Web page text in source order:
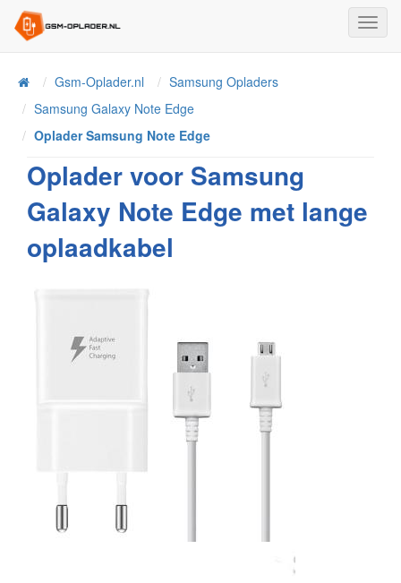
HomeGsm-Oplader.nl
Samsung Opladers
Samsung Galaxy Note Edge
Oplader Samsung Note Edge
Oplader voor Samsung
Galaxy Note Edge met lange
oplaadkabel